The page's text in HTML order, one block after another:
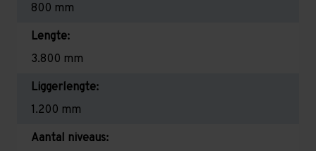
800 mm
Lengte:
3.800 mm
Liggerlengte:
1.200 mm
Aantal niveaus: